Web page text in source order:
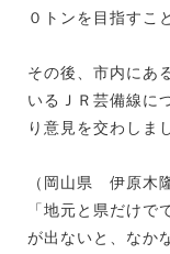
０トンを目指すこ
その後、市内にあ
いるＪＲ芸備線に
り意見を交わしま
（岡山県 伊原木
「地元と県だけで
が出ないと、なか